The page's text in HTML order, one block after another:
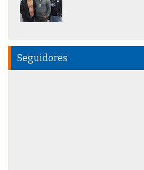
Seguidores